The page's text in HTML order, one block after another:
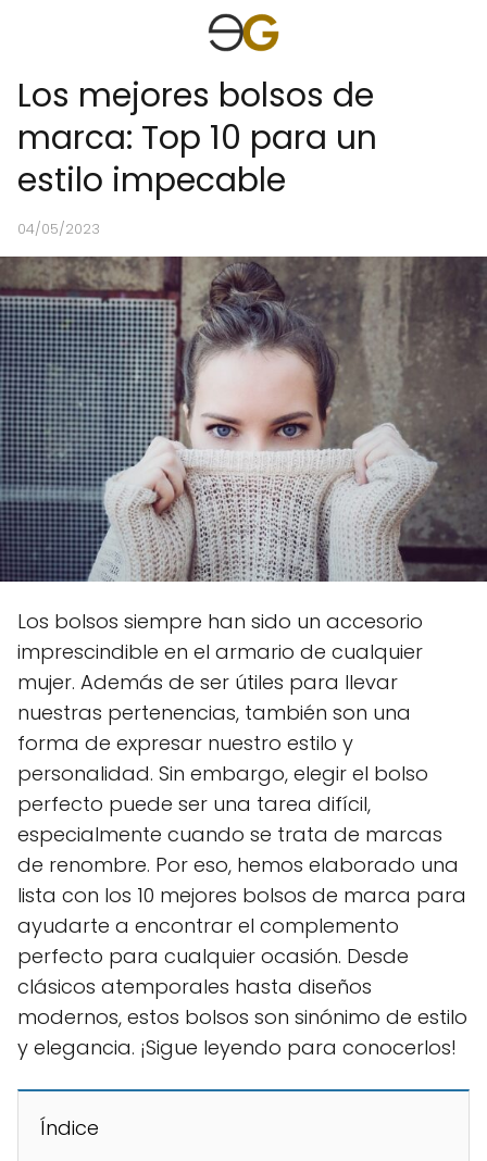
Los mejores bolsos de
marca: Top 10 para un
estilo impecable
04/05/2023
Los bolsos siempre han sido un accesorio
imprescindible en el armario de cualquier
mujer. Además de ser útiles para llevar
nuestras pertenencias, también son una
forma de expresar nuestro estilo y
personalidad. Sin embargo, elegir el bolso
perfecto puede ser una tarea difícil,
especialmente cuando se trata de marcas
de renombre. Por eso, hemos elaborado una
lista con los 10 mejores bolsos de marca para
ayudarte a encontrar el complemento
perfecto para cualquier ocasión. Desde
clásicos atemporales hasta diseños
modernos, estos bolsos son sinónimo de estilo
y elegancia. ¡Sigue leyendo para conocerlos!
Índice